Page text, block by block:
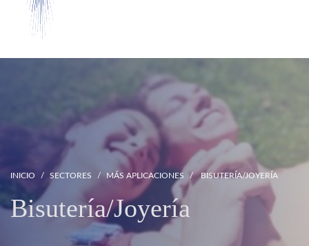
INICIO SECTORES MÁS APLICACIONES BISUTERÍA/JOYERÍA
Bisutería/Joyería